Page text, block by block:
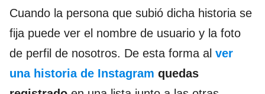
Cuando la persona que subió dicha historia se
fija puede ver el nombre de usuario y la foto
de perfil de nosotros. De esta forma al ver
una historia de Instagram quedas